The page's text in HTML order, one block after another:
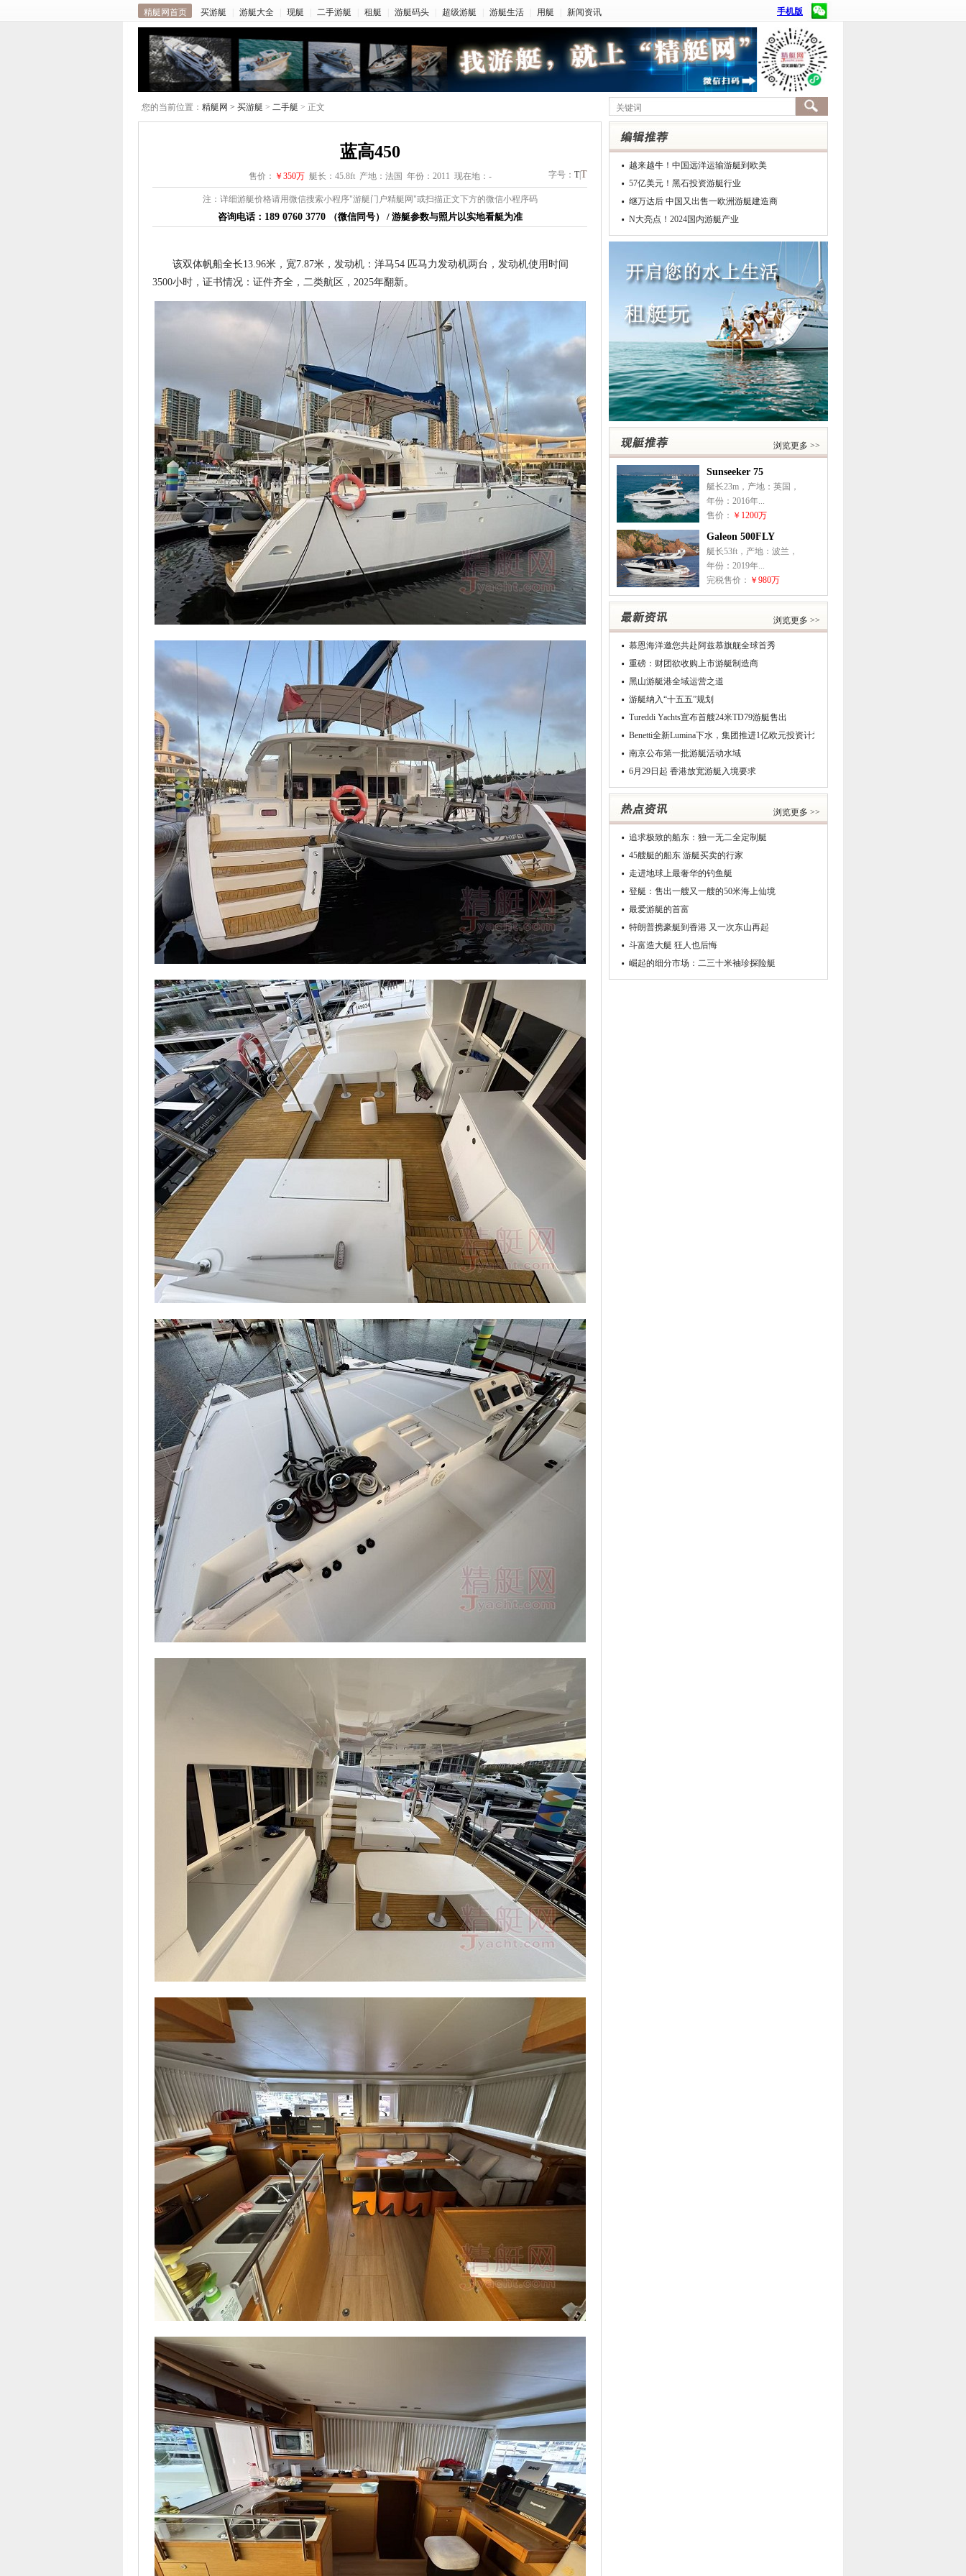
精艇网首页 买游艇 游艇大全 现艇 二手游艇 租艇 游艇码头 超级游艇 游艇生活 用艇 新闻资讯 手机版
您的当前位置： 精艇网 > 买游艇 > 二手艇 > 正文
蓝高450
售价： ￥350万艇长：45.8ft 产地：法国 年份：2011 现在地：- 字号： T|T
注：详细游艇价格请用微信搜索小程序"游艇门户精艇网"或扫描正文下方的微信小程序码
咨询电话： 189 0760 3770 （微信同号） / 游艇参数与照片以实地看艇为准
该双体帆船全长13.96米，宽7.87米，发动机：洋马54 匹马力发动机两台，发动机使用时间
3500小时，证书情况：证件齐全，二类航区，2025年翻新。
越来越牛！中国远洋运输游艇到欧美
57亿美元！黑石投资游艇行业
继万达后 中国又出售一欧洲游艇建造商
N大亮点！2024国内游艇产业
浏览更多 >>
Sunseeker 75
艇长23m，产地：英国，
年份：2016年...
售价： ￥1200万
Galeon 500FLY
艇长53ft，产地：波兰，
年份：2019年...
完税售价： ￥980万
浏览更多 >>
慕恩海洋邀您共赴阿兹慕旗舰全球首秀
重磅：财团欲收购上市游艇制造商
黑山游艇港全域运营之道
游艇纳入“十五五”规划
Tureddi Yachts宣布首艘24米TD79游艇售出
Benetti全新Lumina下水，集团推进1亿欧元投资计划
南京公布第一批游艇活动水域
6月29日起 香港放宽游艇入境要求
浏览更多 >>
追求极致的船东：独一无二全定制艇
45艘艇的船东 游艇买卖的行家
走进地球上最奢华的钓鱼艇
登艇：售出一艘又一艘的50米海上仙境
最爱游艇的首富
特朗普携豪艇到香港 又一次东山再起
斗富造大艇 狂人也后悔
崛起的细分市场：二三十米袖珍探险艇